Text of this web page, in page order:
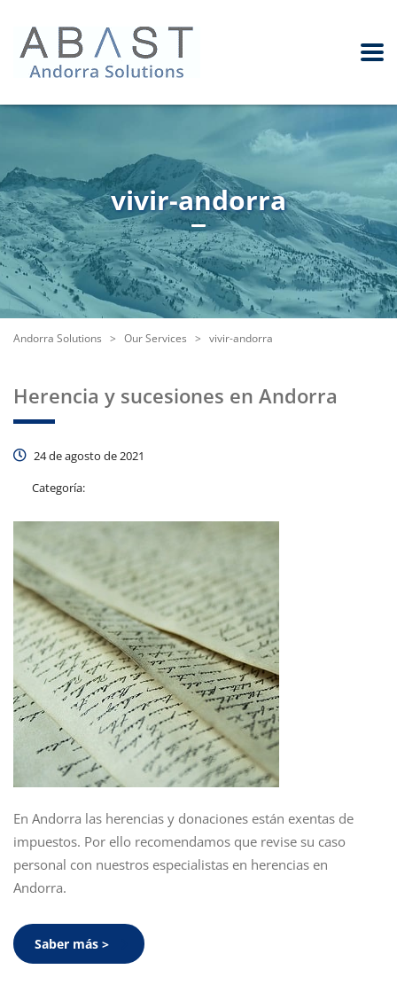
Andorra Solutions > Our Services > vivir-andorra
vivir-andorra
Herencia y sucesiones en Andorra
24 de agosto de 2021
Categoría:
En Andorra las herencias y donaciones están exentas de
impuestos. Por ello recomendamos que revise su caso
personal con nuestros especialistas en herencias en
Andorra.
Saber más >